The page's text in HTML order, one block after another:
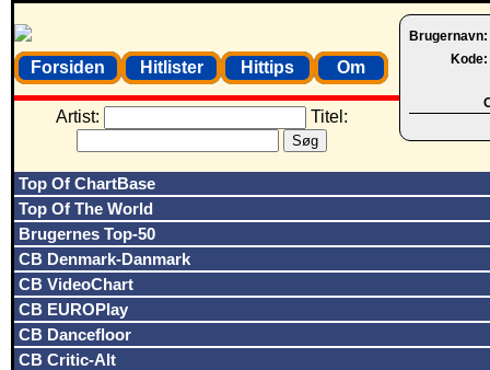
Brugernavn:
Kode:
Forsiden Hitlister Hittips Om
Artist: Titel:
Top Of ChartBase
Top Of The World
Brugernes Top-50
CB Denmark-Danmark
CB VideoChart
CB EUROPlay
CB Dancefloor
CB Critic-Alt